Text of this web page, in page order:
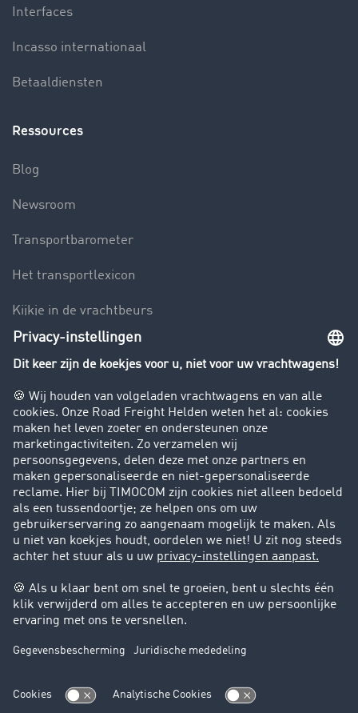
Interfaces
Incasso internationaal
Betaaldiensten
Ressources
Blog
Newsroom
Transportbarometer
Het transportlexicon
Kijkje in de vrachtbeurs
Rijverbod voor vrachtwagens
Bedrijf
Success Stories
Klanten werven klanten
Support
Contact
Juridische informatie
Juridische info
Algemene voorwaarden